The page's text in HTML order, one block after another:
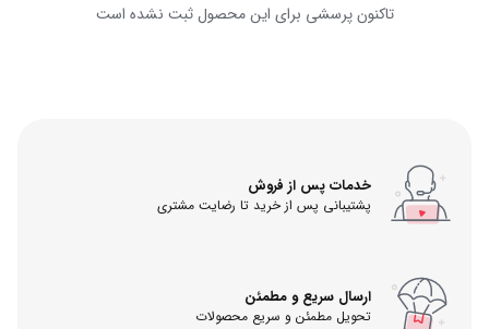
تاکنون پرسشی برای این محصول ثبت نشده است
خدمات پس از فروش
پشتیبانی پس از خرید تا رضایت مشتری
ارسال سریع و مطمئن
تحویل مطمئن و سریع محصولات